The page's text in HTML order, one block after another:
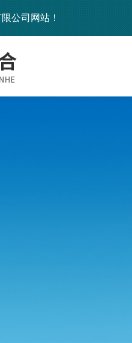
公司网站！